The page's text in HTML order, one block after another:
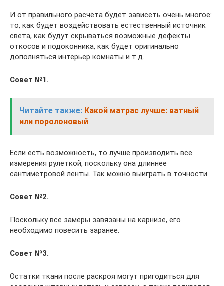
И от правильного расчёта будет зависеть очень многое:
то, как будет воздействовать естественный источник
света, как будут скрываться возможные дефекты
откосов и подоконника, как будет оригинально
дополняться интерьер комнаты и т.д.
Совет №1.
Читайте также: Какой матрас лучше: ватный
или поролоновый
Если есть возможность, то лучше производить все
измерения рулеткой, поскольку она длиннее
сантиметровой ленты. Так можно выиграть в точности.
Совет №2.
Поскольку все замеры завязаны на карнизе, его
необходимо повесить заранее.
Совет №3.
Остатки ткани после раскроя могут пригодиться для